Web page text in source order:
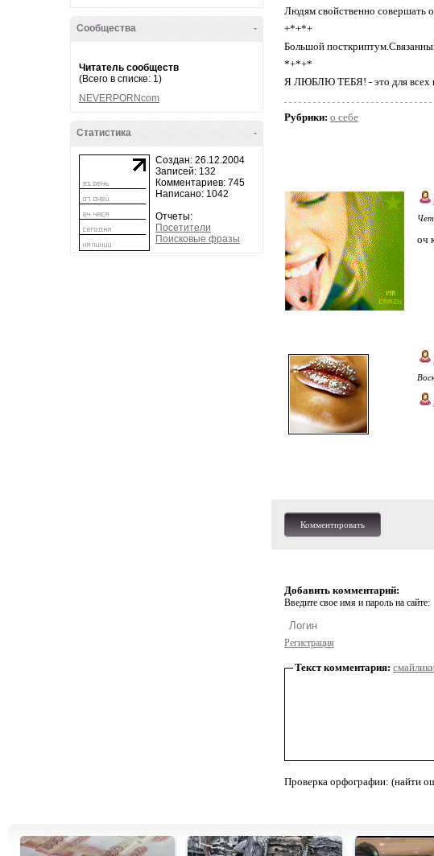
-
Сообщества
Читатель сообществ
(Всего в списке: 1)
NEVERPORNcom
-
Статистика
Создан: 26.12.2004
Записей: 132
Комментариев: 745
Написано: 1042
Отчеты:
Посетители
Поисковые фразы
Людям свойственно совершать
+*+*+
Большой
*+*+*
Я ЛЮБЛЮ ТЕБЯ! - это для всех
Рубрики: о себе
оч
Комментировать
Добавить комментарий:
Введите свое имя и пароль на сайте:
Регистрация
Текст комментария:
Проверка орфографии: (найти